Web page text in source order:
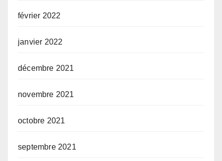
février 2022
janvier 2022
décembre 2021
novembre 2021
octobre 2021
septembre 2021